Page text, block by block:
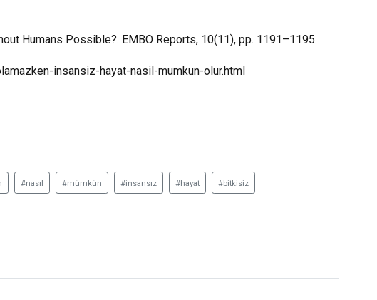
Humans Possible?. EMBO Reports, 10(11), pp. 1191–1195.
insansiz-hayat-nasil-mumkun-olur.html
#nasıl #mümkün #insansız #hayat #bitkisiz